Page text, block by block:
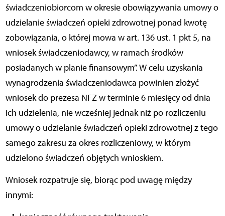
świadczeniobiorcom w okresie obowiązywania umowy o
udzielanie świadczeń opieki zdrowotnej ponad kwotę
zobowiązania, o której mowa w art. 136 ust. 1 pkt 5, na
wniosek świadczeniodawcy, w ramach środków
posiadanych w planie finansowym”. W celu uzyskania
wynagrodzenia świadczeniodawca powinien złożyć
wniosek do prezesa NFZ w terminie 6 miesięcy od dnia
ich udzielenia, nie wcześniej jednak niż po rozliczeniu
umowy o udzielanie świadczeń opieki zdrowotnej z tego
samego zakresu za okres rozliczeniowy, w którym
udzielono świadczeń objętych wnioskiem.
Wniosek rozpatruje się, biorąc pod uwagę między
innymi: